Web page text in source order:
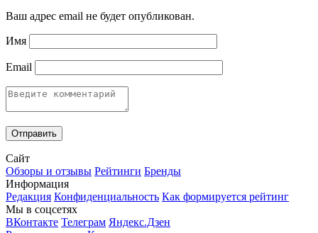
Ваш адрес email не будет опубликован.
Имя
Email
Сайт
Обзоры и отзывы Рейтинги Бренды
Информация
Редакция Конфиденциальность Как формируется рейтинг
Мы в соцсетях
ВКонтакте Телеграм Яндекс.Дзен